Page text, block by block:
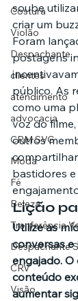
Costura
Violão
Despachante
clientes
atendimento
advocacia
CRM SVG
Moda
Fé
Beleza
Tranferência
Despachante
CRV
Visão
soube
criar um
Foram
postagens
público. As
como uma
voz do
outros
bastidores
Lição
Utilize as
conversas
engajado.
conteúdo
aumentar